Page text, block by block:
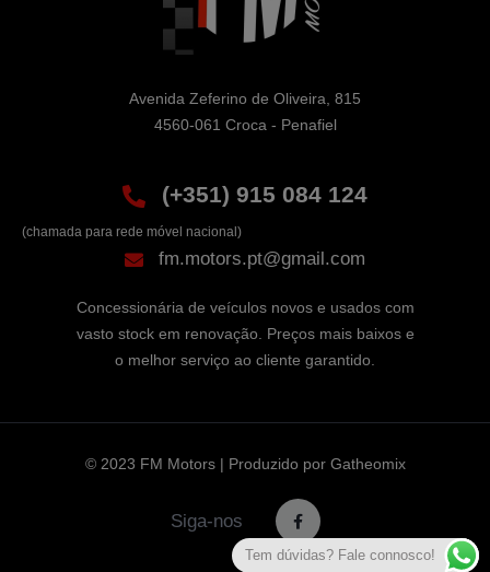
Avenida Zeferino de Oliveira, 815
4560-061 Croca - Penafiel
(+351) 915 084 124
(chamada para rede móvel nacional)
fm.motors.pt@gmail.com
Concessionária de veículos novos e usados com
vasto stock em renovação. Preços mais baixos e
o melhor serviço ao cliente garantido.
© 2023 FM Motors | Produzido por Gatheomix
Siga-nos
Tem dúvidas? Fale connosco!